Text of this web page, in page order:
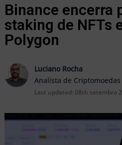
Binance encerra
staking de NFTs
Polygon
Luciano Rocha
Analista de Criptomoedas
Last updated: 08th setembro